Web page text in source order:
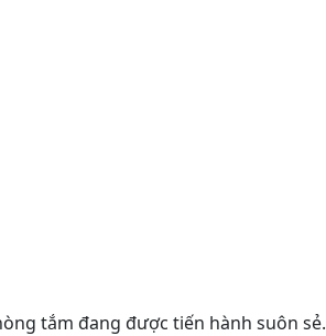
tắm đang được tiến hành suôn sẻ.